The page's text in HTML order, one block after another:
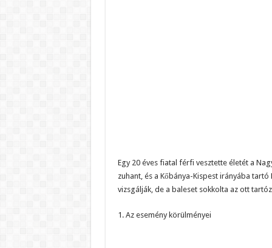
Egy 20 éves fiatal férfi vesztette életét a
zuhant, és a Kőbánya-Kispest irányába
vizsgálják, de a baleset sokkolta az ott
1. Az esemény körülményei